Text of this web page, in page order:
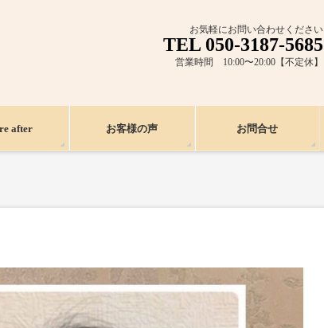
お気軽にお問い合わせください
TEL 050-3187-5685
営業時間 10:00〜20:00【不定休】
after お客様の声 お問合せ